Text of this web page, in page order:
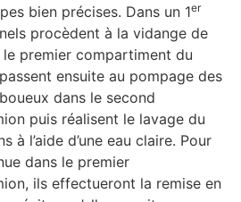
bien précises. Dans un 1er
procèdent à la vidange de
le premier compartiment du
ensuite au pompage des
dans le second
puis réalisent le lavage du
à l’aide d’une eau claire. Pour
dans le premier
ils effectueront la remise en